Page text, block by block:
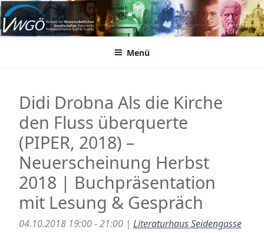
Zum
Inhalt
springenVWGÖ
Federation of Austrian Scientific Societies
Menü
Didi Drobna Als die Kirche
den Fluss überquerte
(PIPER, 2018) –
Neuerscheinung Herbst
2018 | Buchpräsentation
mit Lesung & Gespräch
04.10.2018 19:00 - 21:00 | Literaturhaus Seidengasse